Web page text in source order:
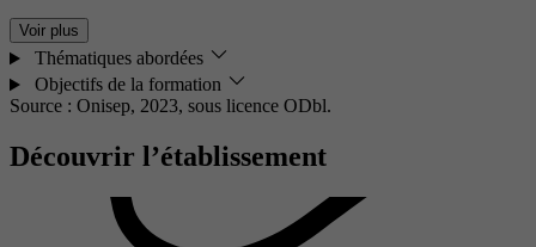
Voir plus
Thématiques abordées
Objectifs de la formation
Source : Onisep, 2023, sous licence ODbl.
Découvrir l’établissement